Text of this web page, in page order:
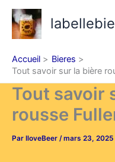
Aller
contenu
Accueil
Bieres
Tout savoir sur la bière
Tout savoir
rousse
Par IloveBeer /mars 23, 2025